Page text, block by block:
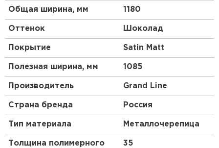
Общая ширина, мм 1180
Оттенок Шоколад
Покрытие Satin Мatt
Полезная ширина, мм 1085
Производитель Grand Line
Страна бренда Россия
Тип материала Металлочерепица
Толщина полимерного
35